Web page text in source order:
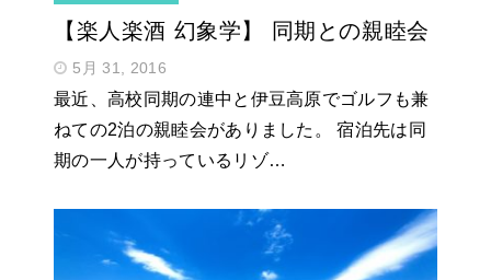
【楽人楽酒 幻象学】 同期との親睦会
5月 31, 2016
最近、高校同期の連中と伊豆高原でゴルフも兼
ねての2泊の親睦会がありました。 宿泊先は同
期の一人が持っているリゾ…